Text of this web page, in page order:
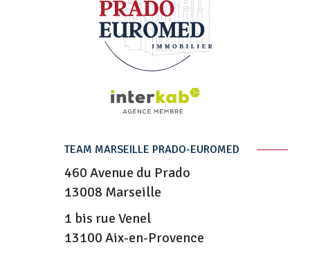
TEAM MARSEILLE PRADO-EUROMED
460 Avenue du Prado
13008 Marseille
1 bis rue Venel
13100 Aix-en-Provence